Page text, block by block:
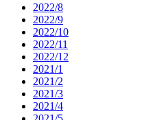
2022/8
2022/9
2022/10
2022/11
2022/12
2021/1
2021/2
2021/3
2021/4